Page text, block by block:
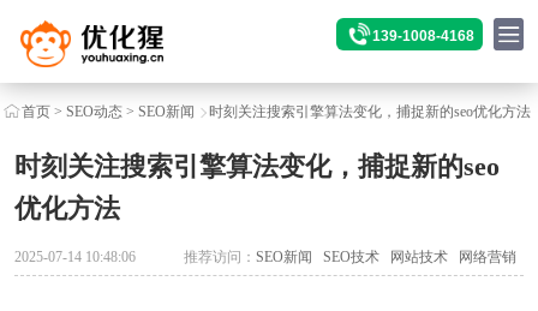
139-1008-4168
首页> SEO动态> SEO新闻 时刻关注搜索引擎算法变化，捕捉新的seo优化方法
时刻关注搜索引擎算法变化，捕捉新的seo
优化方法
2025-07-14 10:48:06 推荐访问：SEO新闻 SEO技术 网站技术 网络营销